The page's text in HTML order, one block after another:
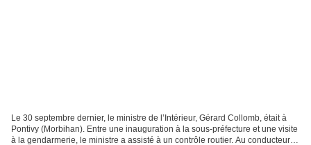
Le 30 septembre dernier, le ministre de l’Intérieur, Gérard Collomb, était à
Pontivy (Morbihan). Entre une inauguration à la sous-préfecture et une visite
à la gendarmerie, le ministre a assisté à un contrôle routier. Au conducteur